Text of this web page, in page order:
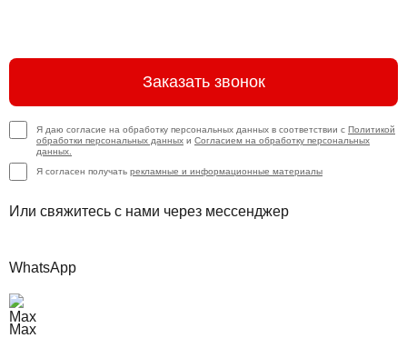
Заказать звонок
Я даю согласие на обработку персональных данных в соответствии с Политикой
обработки персональных данных и Согласием на обработку персональных
данных.
Я согласен получать рекламные и информационные материалы
Или свяжитесь с нами через мессенджер
WhatsApp
Max